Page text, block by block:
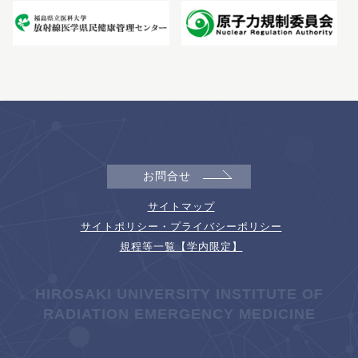
お問合せ
サイトマップ
サイトポリシー・プライバシーポリシー
規程等一覧【学内限定】
HIROSAKI UNIVERSITY INSTITUTE OF
RADIATION EMERGENCY MEDICINE